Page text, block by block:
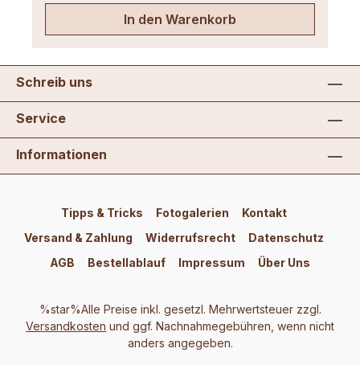
In den Warenkorb
Schreib uns
Service
Informationen
Tipps & Tricks Fotogalerien
Kontakt
Versand & Zahlung
Widerrufsrecht
Datenschutz
AGB
Bestellablauf Impressum Über Uns
%star%Alle Preise inkl. gesetzl. Mehrwertsteuer zzgl.
Versandkosten und ggf. Nachnahmegebühren, wenn nicht
anders angegeben.